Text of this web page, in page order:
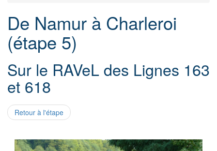
De Namur à Charleroi
(étape 5)
Sur le RAVeL des Lignes 163
et 618
Retour à l'étape